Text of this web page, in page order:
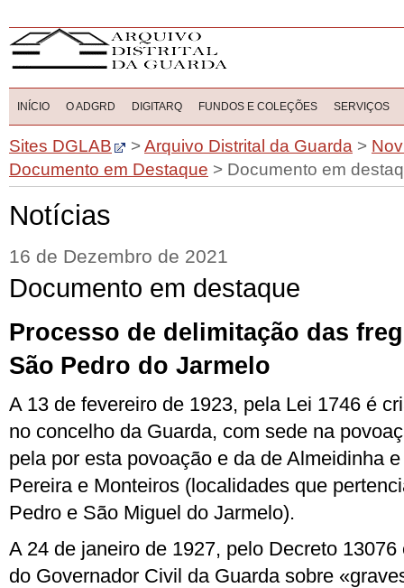
INÍCIO O ADGRD DIGITARQ FUNDOS E COLEÇÕES SERVIÇOS
Sites DGLAB >Arquivo Distrital da Guarda >
Documento em Destaque > Documento em
Notícias
16 de Dezembro de 2021
Documento em destaque
Processo de delimitação das
São Pedro do Jarmelo
A 13 de fevereiro de 1923, pela Lei 1746 é
no concelho da Guarda, com sede na
pela por esta povoação e da de Almeidinha
Pereira e Monteiros (localidades que
Pedro e São Miguel do Jarmelo).
A 24 de janeiro de 1927, pelo Decreto
do Governador Civil da Guarda sobre